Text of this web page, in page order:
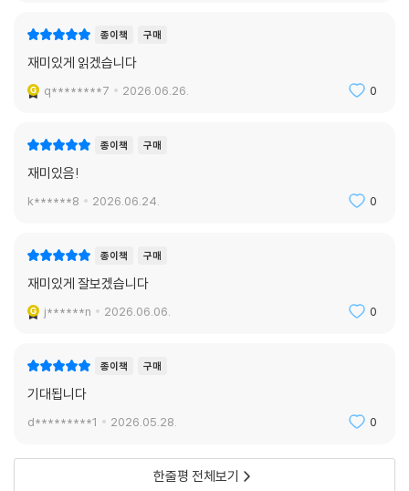
종이책 구매
재미있게 읽겠습니다
q********7 2026.06.26. 0
종이책 구매
재미있음!
k******8 2026.06.24. 0
종이책 구매
재미있게 잘보겠습니다
j******n 2026.06.06. 0
종이책 구매
기대됩니다
d*********1 2026.05.28. 0
한줄평 전체보기